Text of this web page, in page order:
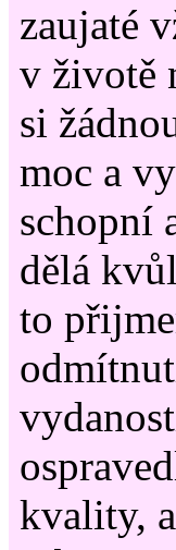
zaujaté
v životě
si
moc a
schopní
dělá
to
kvality,